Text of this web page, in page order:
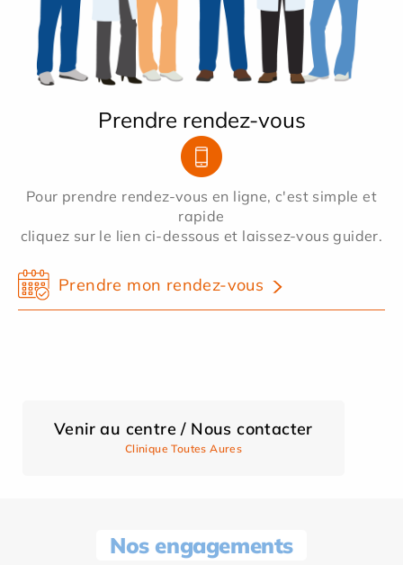
Prendre rendez-vous
Pour prendre rendez-vous en ligne, c'est simple et
rapide
cliquez sur le lien ci-dessous et laissez-vous guider.
Prendre mon rendez-vous
Venir au centre / Nous contacter
Clinique Toutes Aures
Nos engagements